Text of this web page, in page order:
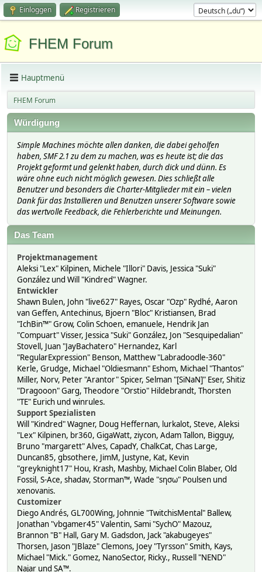
Einloggen Registrieren
FHEM Forum
Hauptmenü
FHEM Forum
Würdigung
Simple Machines möchte allen danken, die dabei geholfen
haben, SMF 2.1 zu dem zu machen, was es heute ist; die das
Projekt geformt und gelenkt haben, durch dick und dünn. Es
wäre ohne euch nicht möglich gewesen. Dies schließt alle
Benutzer und besonders die Charter-Mitglieder mit ein – vielen
Dank für das Installieren und Benutzen unserer Software sowie
das wertvolle Feedback, die Fehlerberichte und Meinungen.
Das Team
Projektmanagement
Aleksi "Lex" Kilpinen, Michele "Illori" Davis, Jessica "Suki"
González und Will "Kindred" Wagner.
Entwickler
Shawn Bulen, John "live627" Rayes, Oscar "Ozp" Rydhé, Aaron
van Geffen, Antechinus, Bjoern "Bloc" Kristiansen, Brad
"IchBin™" Grow, Colin Schoen, emanuele, Hendrik Jan
"Compuart" Visser, Jessica "Suki" González, Jon "Sesquipedalian"
Stovell, Juan "JayBachatero" Hernandez, Karl
"RegularExpression" Benson, Matthew "Labradoodle-360"
Kerle, Grudge, Michael "Oldiesmann" Eshom, Michael "Thantos"
Miller, Norv, Peter "Arantor" Spicer, Selman "[SiNaN]" Eser, Shitiz
"Dragooon" Garg, Theodore "Orstio" Hildebrandt, Thorsten
"TE" Eurich und winrules.
Support Spezialisten
Will "Kindred" Wagner, Doug Heffernan, lurkalot, Steve, Aleksi
"Lex" Kilpinen, br360, GigaWatt, ziycon, Adam Tallon, Bigguy,
Bruno "margarett" Alves, CapadY, ChalkCat, Chas Large,
Duncan85, gbsothere, JimM, Justyne, Kat, Kevin
"greyknight17" Hou, Krash, Mashby, Michael Colin Blaber, Old
Fossil, S-Ace, shadav, Storman™, Wade "sησω" Poulsen und
xenovanis.
Customizer
Diego Andrés, GL700Wing, Johnnie "TwitchisMental" Ballew,
Jonathan "vbgamer45" Valentin, Sami "SychO" Mazouz,
Brannon "B" Hall, Gary M. Gadsdon, Jack "akabugeyes"
Thorsen, Jason "JBlaze" Clemons, Joey "Tyrsson" Smith, Kays,
Michael "Mick." Gomez, NanoSector, Ricky., Russell "NEND"
Najar und SA™.